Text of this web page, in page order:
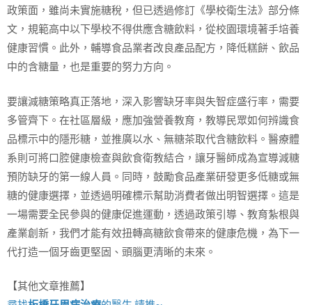
政策面，雖尚未實施糖稅，但已透過修訂《學校衛生法》部分條
文，規範高中以下學校不得供應含糖飲料，從校園環境著手培養
健康習慣。此外，輔導食品業者改良產品配方，降低糕餅、飲品
中的含糖量，也是重要的努力方向。
要讓減糖策略真正落地，深入影響缺牙率與失智症盛行率，需要
多管齊下。在社區層級，應加強營養教育，教導民眾如何辨識食
品標示中的隱形糖，並推廣以水、無糖茶取代含糖飲料。醫療體
系則可將口腔健康檢查與飲食衛教結合，讓牙醫師成為宣導減糖
預防缺牙的第一線人員。同時，鼓勵食品產業研發更多低糖或無
糖的健康選擇，並透過明確標示幫助消費者做出明智選擇。這是
一場需要全民參與的健康促進運動，透過政策引導、教育紮根與
產業創新，我們才能有效扭轉高糖飲食帶來的健康危機，為下一
代打造一個牙齒更堅固、頭腦更清晰的未來。
【其他文章推薦】